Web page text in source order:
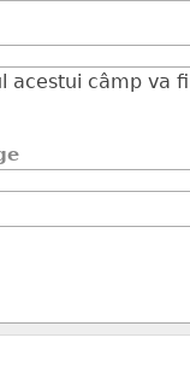
acestui câmp va